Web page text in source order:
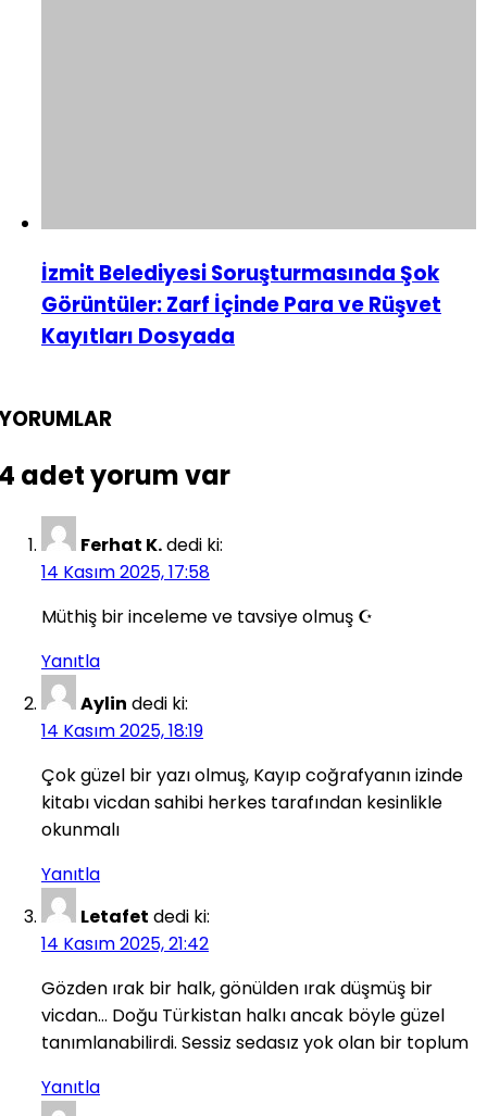
İzmit Belediyesi Soruşturmasında Şok
Görüntüler: Zarf İçinde Para ve Rüşvet
Kayıtları Dosyada
adet yorum var
Ferhat K.dedi ki:
14 Kasım 2025, 17:58
Müthiş bir inceleme ve tavsiye olmuş ☪️
Yanıtla
Aylin dedi ki:
14 Kasım 2025, 18:19
Çok güzel bir yazı olmuş, Kayıp coğrafyanın izinde
kitabı vicdan sahibi herkes tarafından kesinlikle
okunmalı
Yanıtla
Letafet dedi ki:
14 Kasım 2025, 21:42
Gözden ırak bir halk, gönülden ırak düşmüş bir
vicdan… Doğu Türkistan halkı ancak böyle güzel
tanımlanabilirdi. Sessiz sedasız yok olan bir toplum
Yanıtla